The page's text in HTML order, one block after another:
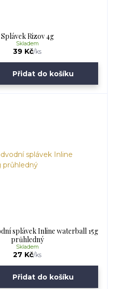
Splávek Rizov 4g
39 Kč/ks
Skladem
Přidat do košíku
splávek Inline waterball 15g
průhledný
27 Kč/ks
Skladem
Přidat do košíku